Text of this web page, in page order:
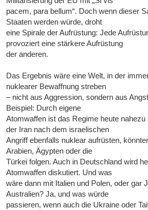
pacem, para bellum“. Doch wenn dieser
Staaten werden würde, droht
eine Spirale der Aufrüstung: Jede
provoziert eine stärkere Aufrüstung
der anderen.
Das Ergebnis wäre eine Welt, in der
nuklearer Bewaffnung streben
– nicht aus Aggression, sondern aus
Beispiel: Durch eigene
Atomwaffen ist das Regime heute nahezu
der Iran nach dem israelischen
Angriff ebenfalls nuklear aufrüsten,
Arabien, Ägypten oder die
Türkei folgen. Auch in Deutschland wird
Atomwaffen diskutiert. Und was
wäre dann mit Italien und Polen, oder gar
Australien? Ja, und was würde
passieren, wenn auch die Ukraine oder